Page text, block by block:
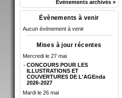
Évènements archivés »
Évènements à venir
Aucun évènement à venir
Mises à jour récentes
Mercredi le 27 mai
CONCOURS POUR LES
ILLUSTRATIONS ET
COUVERTURES DE L'AGEnda
2026-2027
Mardi le 26 mai